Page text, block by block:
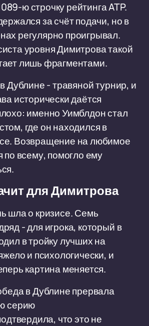
ю строчку рейтинга ATP.
за счёт подачи, но в
регулярно проигрывал.
уровня Димитрова такой
лишь фрагментами.
Дублине - травяной турнир, и
исторически даётся
именно Уимблдон стал
где он находился в
Возвращение на любимое
по всему, помогло ему
для Димитрова
шла о кризисе. Семь
- для игрока, который в
в тройку лучших на
и психологически, и
картина меняется.
в Дублине прервала
серию
что это не